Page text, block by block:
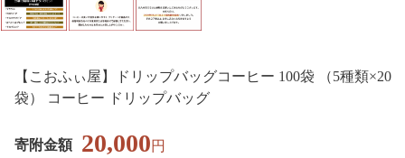
【こおふぃ屋】ドリップバッグコーヒー 100袋 （5種類×20
袋） コーヒー ドリップバッグ
寄附金額 20,000円